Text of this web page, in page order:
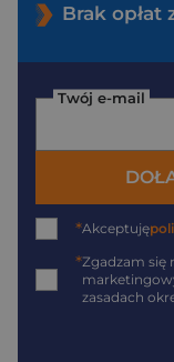
Brak opłat
Twój e-mail
*Akceptuję
*Zgadzam się
zasadach